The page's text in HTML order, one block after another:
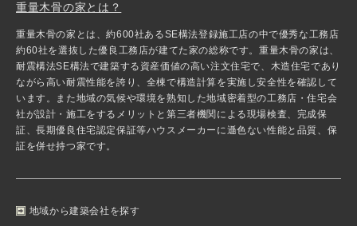
重量木骨の家とは？
重量木骨の家とは、約600社あるSE構法登録施工店の中で優秀な工務店
約60社を選抜した優良工務店が建てた家の総称です。重量木骨の家は、
耐震構法SE構法で建築する資産価値の高い注文住宅で、木造住宅であり
ながら高い耐震性能を誇り、全棟で構造計算を実施し安全性を確認して
います。また地域の気候や環境を熟知した地域密着型の工務店・住宅会
社が設計・施工をするメリットと第三者機関による現場検査、完成保
証、長期優良住宅認定保証等ハウスメーカーに遜色ない性能と品質、保
証を併せ持つ家です。
地域から建築会社を探す